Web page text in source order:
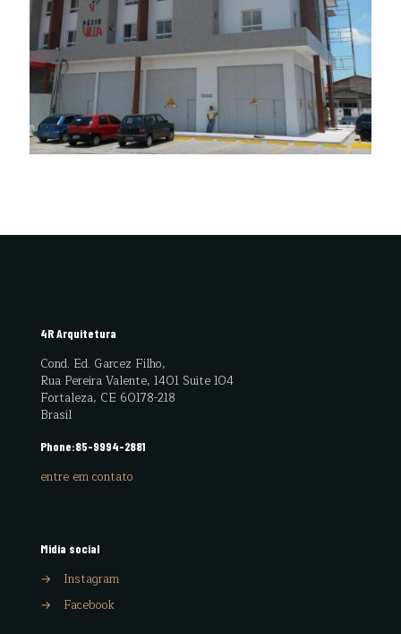
4R Arquitetura
Cond. Ed. Garcez Filho,
Rua Pereira Valente, 1401 Suite 104
Fortaleza, CE 60178-218
Brasil
Phone:85-9994-2881
entre em contato
Midia social
→
Instagram
→
Facebook